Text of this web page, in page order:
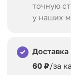
точную
у наших
60 ₽/за